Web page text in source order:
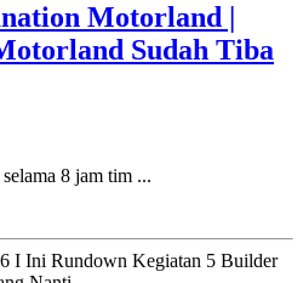
Motorland |
Sudah Tiba
8 jam tim ...